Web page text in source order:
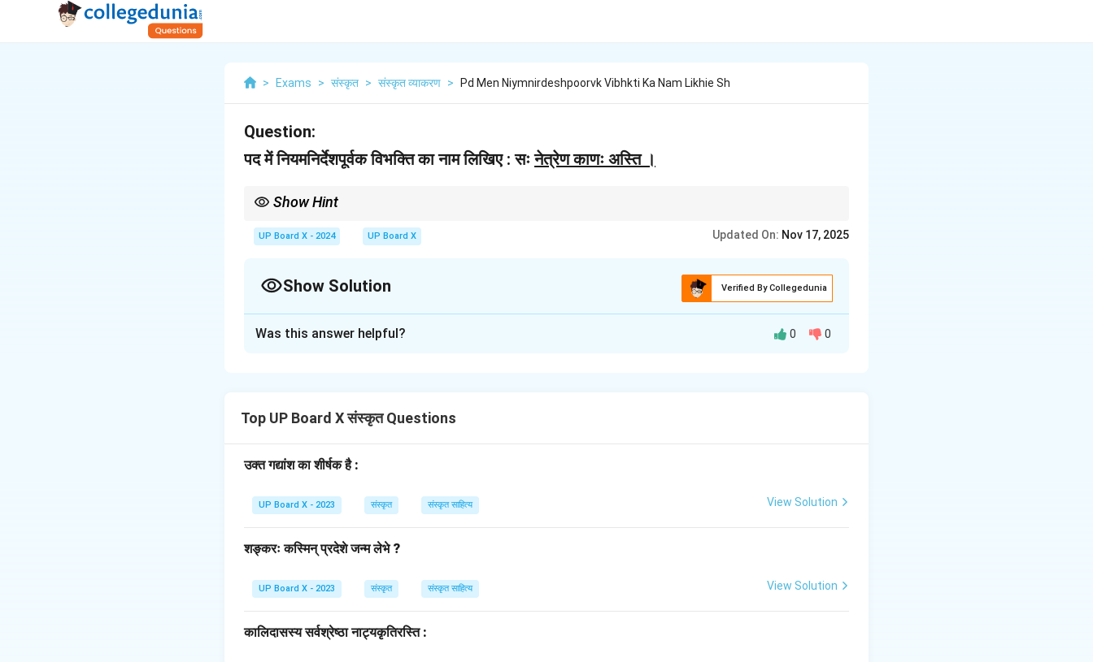
> Exams > संस्कृत > संस्कृत व्याकरण > Pd Men Niymnirdeshpoorvk Vibhkti Ka Nam Likhie Sh
Question:
पद में नियमनिर्देशपूर्वक विभक्ति का नाम लिखिए : सःनेत्रेण काणः अस्ति ।
Show Hint
UP Board X - 2024 UP Board X Updated On: Nov 17, 2025
Show Solution Verified By Collegedunia
होती है।
('नेत्रेण') का प्रयोग हुआ है।
Download Solution in PDF
Was this answer helpful? 0 0
Top UP Board X संस्कृत Questions
उक्त गद्यांश का शीर्षक है :
UP Board X - 2023 संस्कृत संस्कृत साहित्य View Solution
शङ्करः कस्मिन् प्रदेशे जन्म लेभे ?
UP Board X - 2023 संस्कृत संस्कृत साहित्य View Solution
कालिदासस्य सर्वश्रेष्ठा नाट्यकृतिरस्ति :